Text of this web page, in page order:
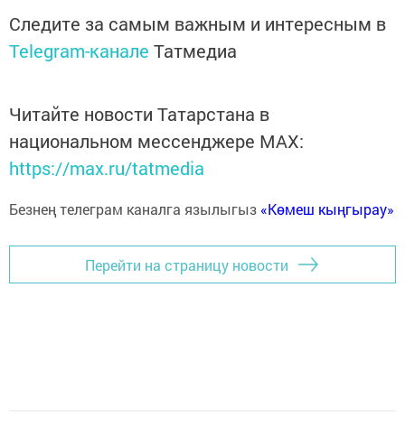
Следите за самым важным и интересным в
Telegram-канале Татмедиа
Читайте новости Татарстана в
национальном мессенджере MАХ:
https://max.ru/tatmedia
Безнең телеграм каналга язылыгыз «Көмеш кыңгырау»
Перейти на страницу новости